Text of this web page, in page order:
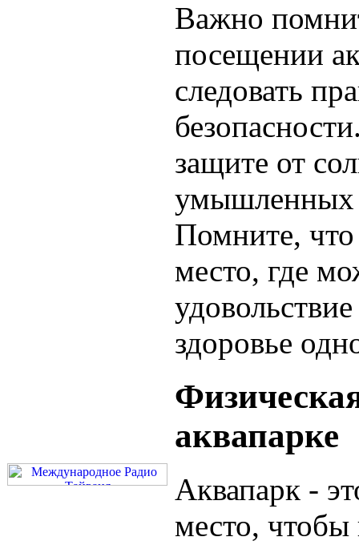
Важно
посещении
следовать
защите от
умышленных
Помните, что
место, где
здоровье
аквапарке
Аквапарк -
место, чтобы